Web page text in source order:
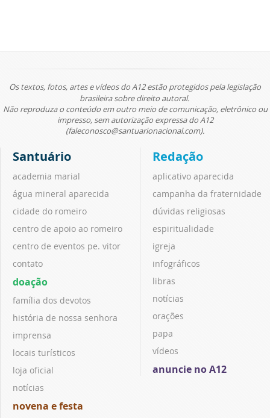
Os textos, fotos, artes e vídeos do A12 estão protegidos pela legislação
brasileira sobre direito autoral.
Não reproduza o conteúdo em outro meio de comunicação, eletrônico ou
impresso, sem autorização expressa do A12
(faleconosco@santuarionacional.com).
Santuário
academia marial
água mineral aparecida
cidade do romeiro
centro de apoio ao romeiro
centro de eventos pe. vitor
contato
doação
família dos devotos
história de nossa senhora
imprensa
locais turísticos
loja oficial
notícias
novena e festa
Redação
aplicativo aparecida
campanha da fraternidade
dúvidas religiosas
espiritualidade
igreja
infográficos
libras
notícias
orações
papa
vídeos
anuncie no A12